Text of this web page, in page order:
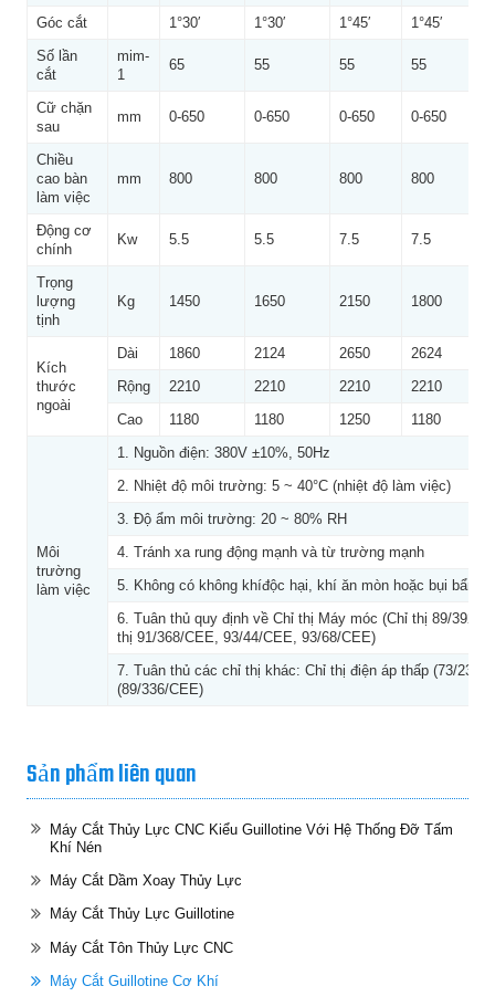
Góc cắt 1°30′ 1°30′ 1°45′
1°45′
Số lần
cắt
mim-
1
65 55 55 55
Cữ chặn
sau
mm 0-650 0-650 0-650 0-650
Chiều
cao bàn
làm việc
mm 800 800 800 800
Động cơ
chính
Kw 5.5 5.5 7.5 7.5
Trọng
lượng
tịnh
Kg 1450 1650 2150 1800
Kích
thước
ngoài
Dài 1860 2124 2650
2624
Rộng
2210 2210 2210
2210
Cao
1180 1180 1250 1180
Môi
trường
làm việc
1. Nguồn điện: 380V ±10%, 50Hz
2. Nhiệt độ môi trường: 5 ~ 40°C (nhiệt độ làm việc)
3. Độ ẩm môi trường: 20 ~ 80% RH
4. Tránh xa rung động mạnh và từ trường mạnh
5. Không có không khíđộc hại, khí ăn mòn hoặc bụi bẩn
6. Tuân thủ quy định về Chỉ thị Máy móc (Chỉ thị 89/392/
thị 91/368/CEE, 93/44/CEE, 93/68/CEE)
7. Tuân thủ các chỉ thị khác: Chỉ thị điện áp thấp (73/23/
(89/336/CEE)
Sản phẩm liên quan
Máy Cắt Thủy Lực CNC Kiểu Guillotine Với Hệ Thống Đỡ Tấm
Khí Nén
Máy Cắt Dầm Xoay Thủy Lực
Máy Cắt Thủy Lực Guillotine
Máy Cắt Tôn Thủy Lực CNC
Máy Cắt Guillotine Cơ Khí